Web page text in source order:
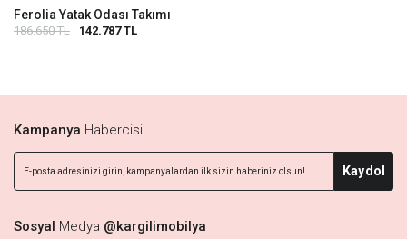
Ferolia Yatak Odası Takımı
186.650 TL 142.787 TL
Kampanya Habercisi
Kaydol
Sosyal Medya @kargilimobilya